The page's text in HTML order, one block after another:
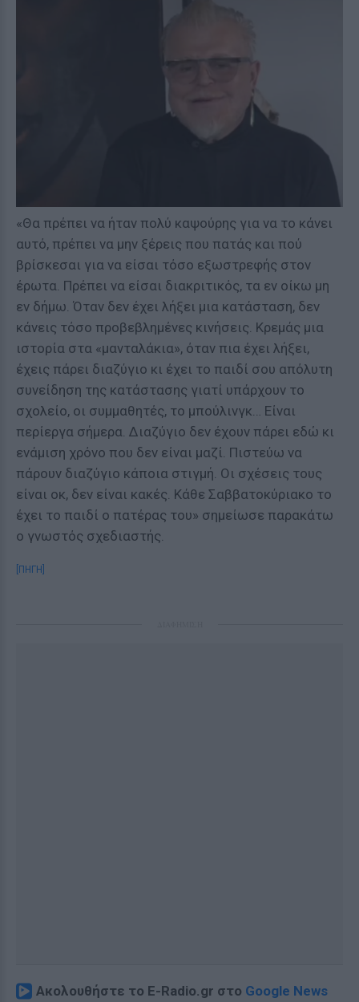
«Θα πρέπει να ήταν πολύ καψούρης για να το κάνει
αυτό, πρέπει να μην ξέρεις που πατάς και πού
βρίσκεσαι για να είσαι τόσο εξωστρεφής στον
έρωτα. Πρέπει να είσαι διακριτικός, τα εν οίκω μη
εν δήμω. Όταν δεν έχει λήξει μια κατάσταση, δεν
κάνεις τόσο προβεβλημένες κινήσεις. Κρεμάς μια
ιστορία στα «μανταλάκια», όταν πια έχει λήξει,
έχεις πάρει διαζύγιο κι έχει το παιδί σου απόλυτη
συνείδηση της κατάστασης γιατί υπάρχουν το
σχολείο, οι συμμαθητές, το μπούλινγκ… Είναι
περίεργα σήμερα. Διαζύγιο δεν έχουν πάρει εδώ κι
ενάμιση χρόνο που δεν είναι μαζί. Πιστεύω να
πάρουν διαζύγιο κάποια στιγμή. Οι σχέσεις τους
είναι οκ, δεν είναι κακές. Κάθε Σαββατοκύριακο το
έχει το παιδί ο πατέρας του» σημείωσε παρακάτω
ο γνωστός σχεδιαστής.
[ΠΗΓΗ]
Ακολουθήστε το E-Radio.gr στο Google News